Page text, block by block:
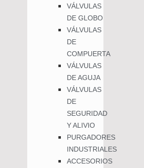
VÁLVULAS
DE GLOBO
VÁLVULAS
DE
COMPUERTA
VÁLVULAS
DE AGUJA
VÁLVULAS
DE
SEGURIDAD
Y ALIVIO
PURGADORES
INDUSTRIALES
ACCESORIOS